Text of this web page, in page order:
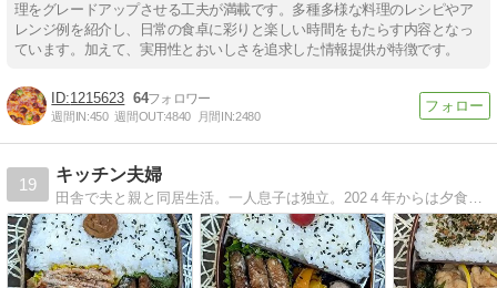
理をグレードアップさせる工夫が満載です。多種多様な料理のレシピやア
レンジ例を紹介し、日常の食卓に彩りと楽しい時間をもたらす内容となっ
ています。加えて、実用性とおいしさを追求した情報提供が特徴です。
1215623 64
週間IN:450 週間OUT:4840 月間IN:2480
19
キッチン夫婦
田舎で夫と親と同居生活。一人息子は独立。202４年からは夕食よりも夫に作ったお弁当や夫が作った朝食が主になりました。